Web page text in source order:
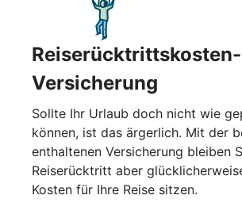
Reiserücktrittskosten-
Versicherung
Sollte Ihr Urlaub doch nicht wie
können, ist das ärgerlich. Mit der
enthaltenen Versicherung bleiben
Reiserücktritt aber
Kosten für Ihre Reise sitzen.